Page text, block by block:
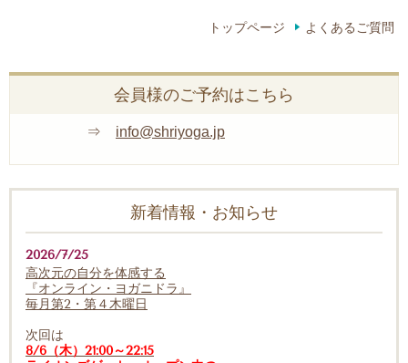
トップページ よくあるご質問
会員様のご予約はこちら
⇒ info@shriyoga.jp
新着情報・お知らせ
2026/7/25
高次元の自分を体感する
『オンライン・ヨガニドラ』
毎月第2・第４木曜日
次回は
8/6（木）21:00～22:15